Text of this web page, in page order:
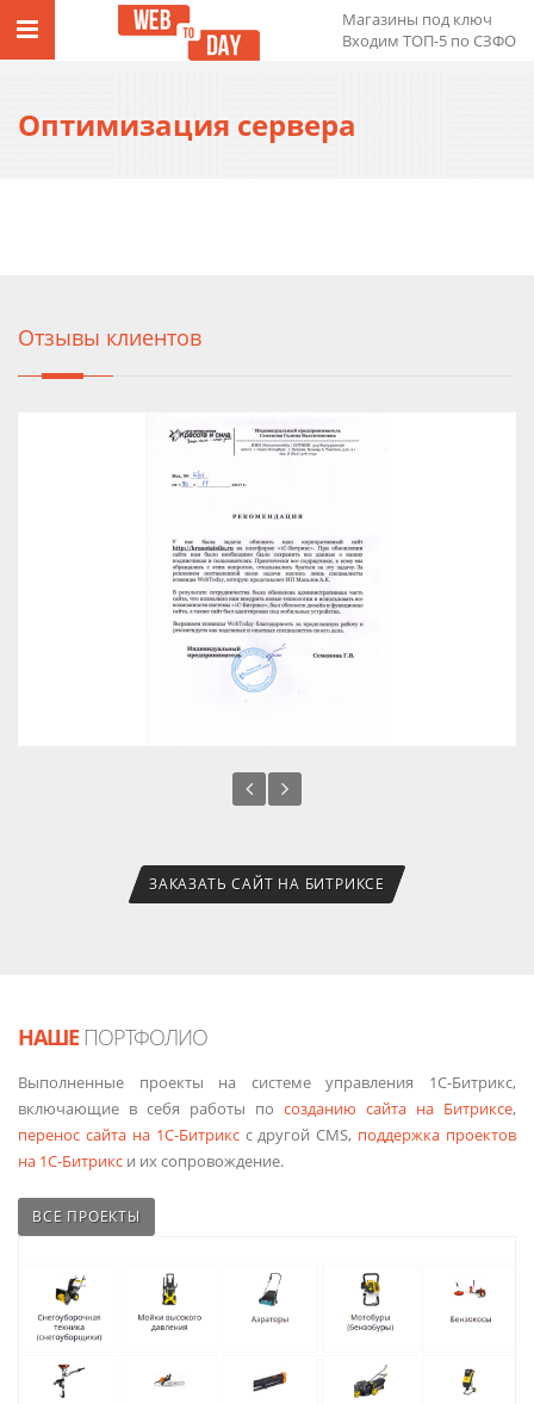
Магазины под ключ
Входим ТОП-5 по СЗФО
Оптимизация сервера
Отзывы клиентов
ЗАКАЗАТЬ САЙТ НА БИТРИКСЕ
НАШЕ ПОРТФОЛИО
Выполненные проекты на системе управления 1С-Битрикс,
включающие в себя работы по созданию сайта на Битриксе,
перенос сайта на 1С-Битриксс другой CMS, поддержка проектов
на 1С-Битрикс и их сопровождение.
ВСЕ ПРОЕКТЫ